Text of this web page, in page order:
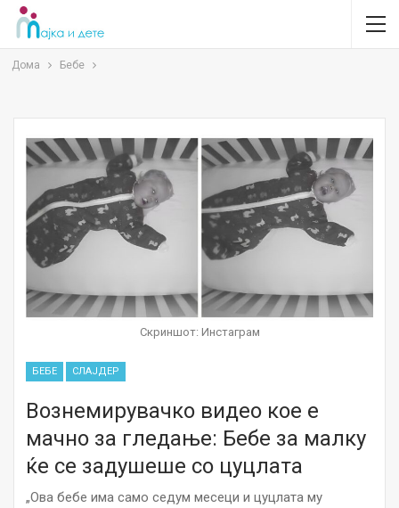
Дома Бебе
Скриншот: Инстаграм
БЕБЕ СЛАЈДЕР
Вознемирувачко видео кое е
мачно за гледање: Бебе за малку
ќе се задушeше со цуцлата
„Ова бебе има само седум месеци и цуцлата му